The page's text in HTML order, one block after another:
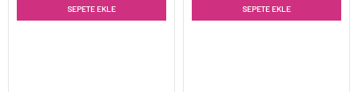
SEPETE EKLE SEPETE EKLE